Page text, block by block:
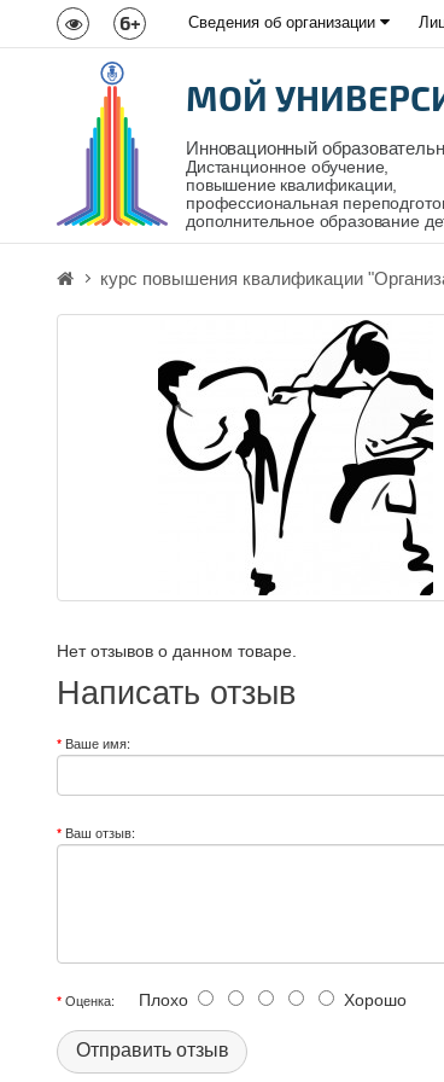
6+ Сведения об организации
МОЙ
Инновационный
Дистанционное обучение,
повышение квалификации,
профессиональная
дополнительное образование
курс повышения квалификации
Нет отзывов о данном товаре.
Написать отзыв
Ваше имя:
Ваш отзыв:
Оценка: Плохо Хорошо
Отправить отзыв